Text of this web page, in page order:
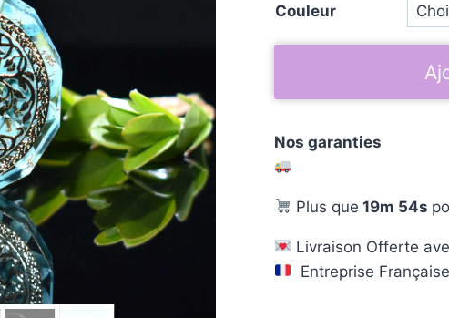
Couleur
Nos garanties
Plus que 19m 54s
Livraison Offerte
Entreprise